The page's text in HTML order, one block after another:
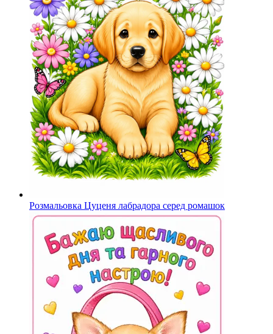
Розмальовка Цуценя лабрадора серед ромашок